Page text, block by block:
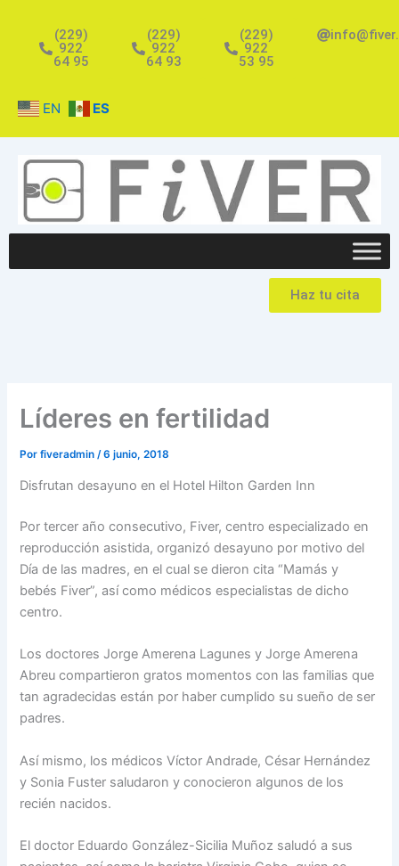
contenido
(229)
922
64 95
(229)
922
64 93
(229)
922
53 95
EN ES
Haz tu cita
Líderes en fertilidad
Porfiveradmin /6 junio, 2018
Disfrutan desayuno en el Hotel Hilton Garden Inn
Por tercer año consecutivo, Fiver, centro especializado en
reproducción asistida, organizó desayuno por motivo del
Día de las madres, en el cual se dieron cita “Mamás y
bebés Fiver”, así como médicos especialistas de dicho
centro.
Los doctores Jorge Amerena Lagunes y Jorge Amerena
Abreu compartieron gratos momentos con las familias que
tan agradecidas están por haber cumplido su sueño de ser
padres.
Así mismo, los médicos Víctor Andrade, César Hernández
y Sonia Fuster saludaron y conocieron algunos de los
recién nacidos.
El doctor Eduardo González-Sicilia Muñoz saludó a sus